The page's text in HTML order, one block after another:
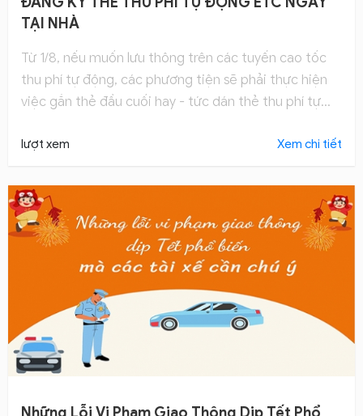
TẠI NHÀ
Từ 1/8, nếu muốn lưu thông trên các tuyến cao tốc
thu phí tự động, các phương tiện sẽ phải thực hiện
việc gắn thẻ đầu cuối hay - tức dán thẻ thu phí tự
lượt xem Xem chi tiết